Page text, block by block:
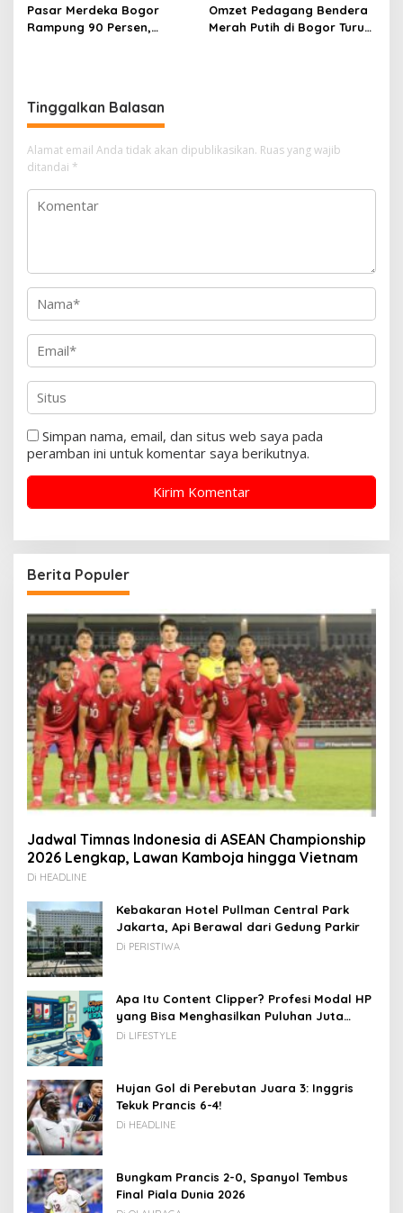
Pasar Merdeka Bogor
Rampung 90 Persen,
Omzet Pedagang Bendera
Merah Putih di Bogor Turun,
Tinggalkan Balasan
Alamat email Anda tidak akan dipublikasikan. Ruas yang wajib
ditandai *
Simpan nama, email, dan situs web saya pada
peramban ini untuk komentar saya berikutnya.
Berita Populer
Jadwal Timnas Indonesia di ASEAN Championship
2026 Lengkap, Lawan Kamboja hingga Vietnam
Di HEADLINE
Kebakaran Hotel Pullman Central Park
Jakarta, Api Berawal dari Gedung Parkir
Di PERISTIWA
Apa Itu Content Clipper? Profesi Modal HP
yang Bisa Menghasilkan Puluhan Juta
Rupiah
Di LIFESTYLE
Hujan Gol di Perebutan Juara 3: Inggris
Tekuk Prancis 6-4!
Di HEADLINE
Bungkam Prancis 2-0, Spanyol Tembus
Final Piala Dunia 2026